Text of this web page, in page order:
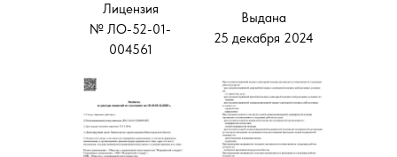
Лицензия
№ ЛО-52-01-
004561
Выдана
25 декабря 2024